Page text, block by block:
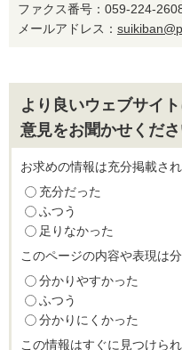
ファクス番号：059-224-
メールアドレス：
より良いウェブサイ
意見をお聞かせくだ
お求めの情報は充分掲載さ
充分だった
ふつう
足りなかった
このページの内容や表現は
分かりやすかった
ふつう
分かりにくかった
この情報はすぐに見つけら